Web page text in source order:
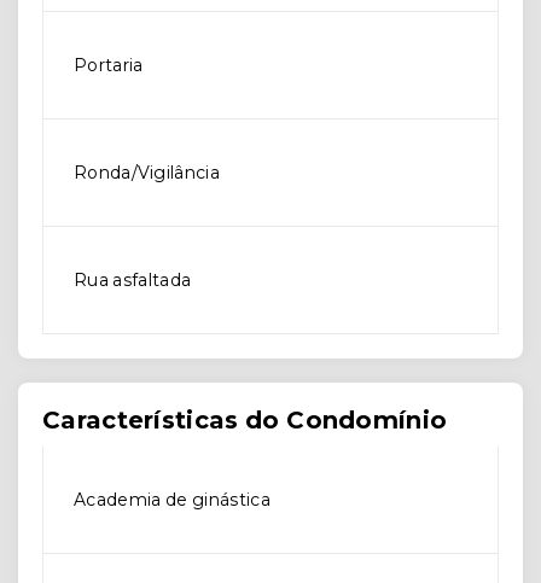
Portaria
Ronda/Vigilância
Rua asfaltada
Características do Condomínio
Academia de ginástica